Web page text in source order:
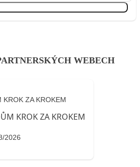
WEBECH
KROK ZA KROKEM
2026